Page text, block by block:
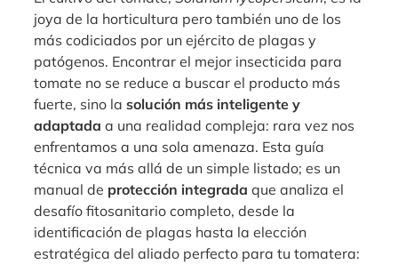
joya de la horticultura pero también uno de los
más codiciados por un ejército de plagas y
patógenos. Encontrar el mejor insecticida para
tomate no se reduce a buscar el producto más
fuerte, sino la solución más inteligente y
adaptada a una realidad compleja: rara vez nos
enfrentamos a una sola amenaza. Esta guía
técnica va más allá de un simple listado; es un
manual de protección integrada que analiza el
desafío fitosanitario completo, desde la
identificación de plagas hasta la elección
estratégica del aliado perfecto para tu tomatera: